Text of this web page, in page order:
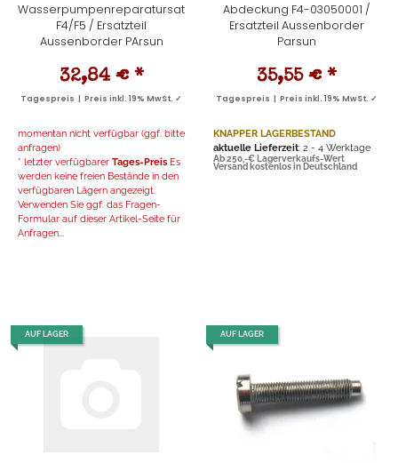
Wasserpumpenreparatursatz
F4/F5 / Ersatzteil
Aussenborder PArsun
32,84 € *
Tagespreis | Preis inkl. 19% MwSt. ✓
momentan nicht verfügbar (ggf. bitte
anfragen)
* letzter verfügbarer Tages-Preis Es
werden keine freien Bestände in den
verfügbaren Lägern angezeigt.
Verwenden Sie ggf. das Fragen-
Formular auf dieser Artikel-Seite für
Anfragen...
Abdeckung F4-03050001 /
Ersatzteil Aussenborder
Parsun
35,55 € *
Tagespreis | Preis inkl. 19% MwSt. ✓
KNAPPER LAGERBESTAND
aktuelle Lieferzeit: 2 - 4 Werktage
Ab 250,-€ Lagerverkaufs-Wert
Versand kostenlos in Deutschland
AUF LAGER AUF LAGER